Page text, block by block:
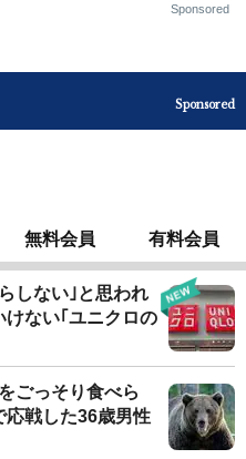
Sponsored
Sponsored
無料会員 有料会員
しない｣と思われ
ない｢ユニクロの
ごっそり食べら
戦した36歳男性